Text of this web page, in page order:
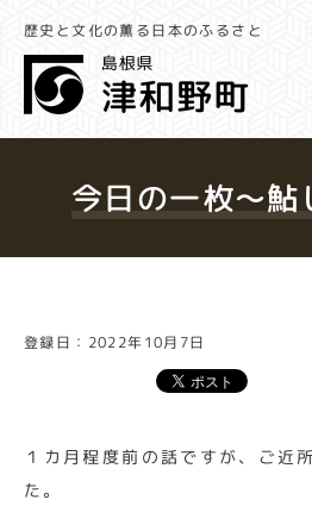
歴史と文化の薫る日本のふるさと
今日の一枚～鮎
登録日：2022年10月7日
１カ月程度前の話ですが、ご近
た。